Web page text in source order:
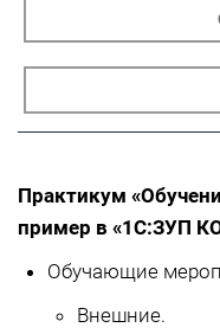
Практикум
пример в «1С:ЗУП
Обучающие
Внешние.